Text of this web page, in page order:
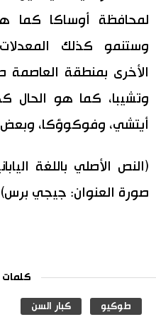
وستنمو كذلك
الأخرى بمنطقة
وتشيبا، كما هو
أيتشي، وفوكوؤكا، وبعض
(النص الأصلي باللغة
صورة العنوان: جيجي برس)
كلمات
طوكيو كبار السن